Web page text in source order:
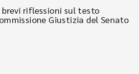
brevi riflessioni sul testo
Giustizia del Senato